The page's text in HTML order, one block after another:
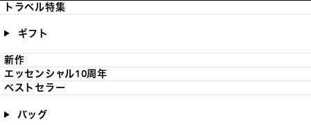
トラベル特集
ギフト
新作
エッセンシャル10周年
ベストセラー
バッグ